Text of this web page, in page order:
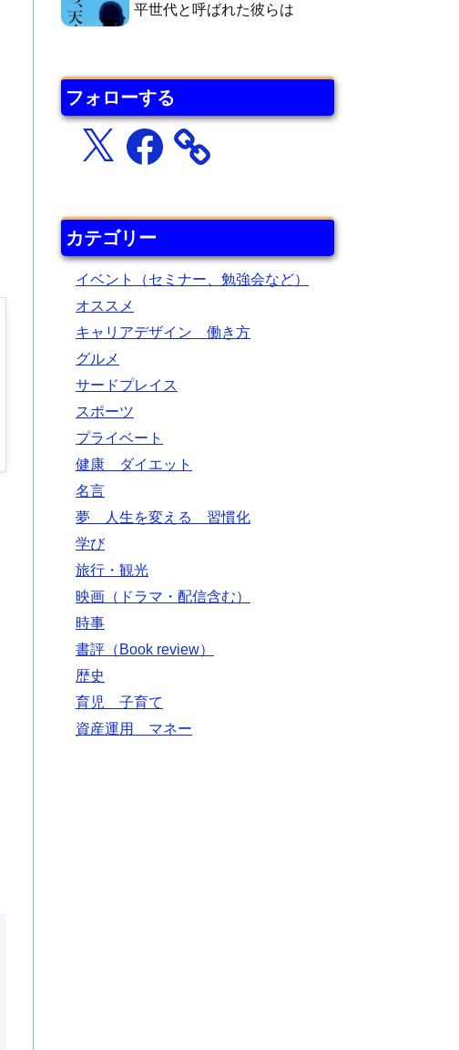
平世代と呼ばれた彼らは
フォローする
X Facebook
カテゴリー
イベント（セミナー、勉強会など）
オススメ
キャリアデザイン 働き方
グルメ
サードプレイス
スポーツ
プライベート
健康 ダイエット
名言
夢 人生を変える 習慣化
学び
旅行・観光
映画（ドラマ・配信含む）
時事
書評（Book review）
歴史
育児 子育て
資産運用 マネー